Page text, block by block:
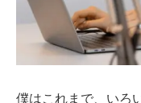
僕はこれまで、いろ